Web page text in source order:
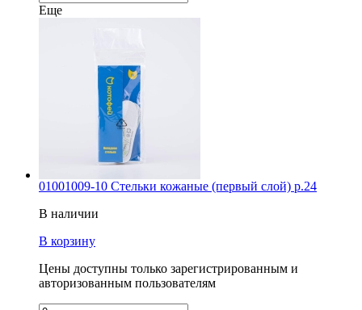
Еще
01001009-10 Стельки кожаные (первый слой) р.24
В наличии
В корзину
Цены доступны только зарегистрированным и
авторизованным пользователям